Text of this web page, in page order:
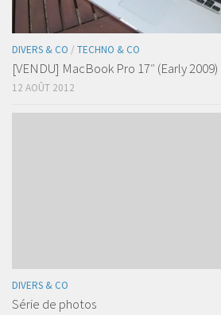
DIVERS & CO / TECHNO & CO
[VENDU] MacBook Pro 17″ (Early 2009)
12 AOÛT 2012
DIVERS & CO
Série de photos